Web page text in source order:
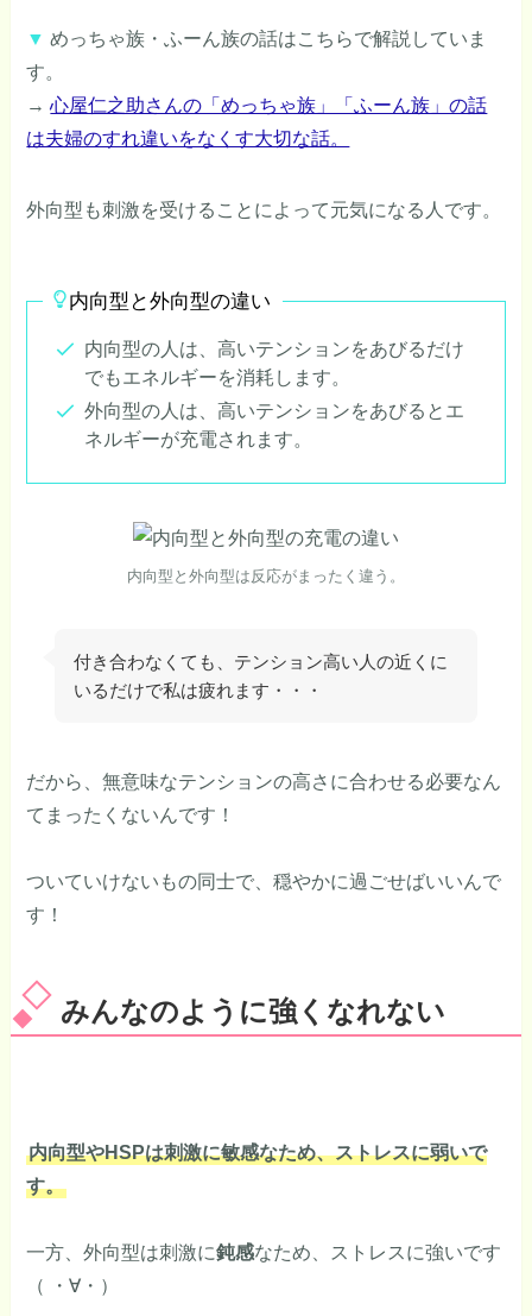
▼ めっちゃ族・ふーん族の話はこちらで解説していま
す。
→心屋仁之助さんの「めっちゃ族」「ふーん族」の話
は夫婦のすれ違いをなくす大切な話。
外向型も刺激を受けることによって元気になる人です。
内向型と外向型の違い
内向型の人は、高いテンションをあびるだけ
でもエネルギーを消耗します。
外向型の人は、高いテンションをあびるとエ
ネルギーが充電されます。
内向型と外向型は反応がまったく違う。
付き合わなくても、テンション高い人の近くに
いるだけで私は疲れます・・・
だから、無意味なテンションの高さに合わせる必要なん
てまったくないんです！
ついていけないもの同士で、穏やかに過ごせばいいんで
す！
みんなのように強くなれない
内向型やHSPは刺激に敏感なため、ストレスに弱いで
す。
一方、外向型は刺激に鈍感なため、ストレスに強いです
（ ・∀・）